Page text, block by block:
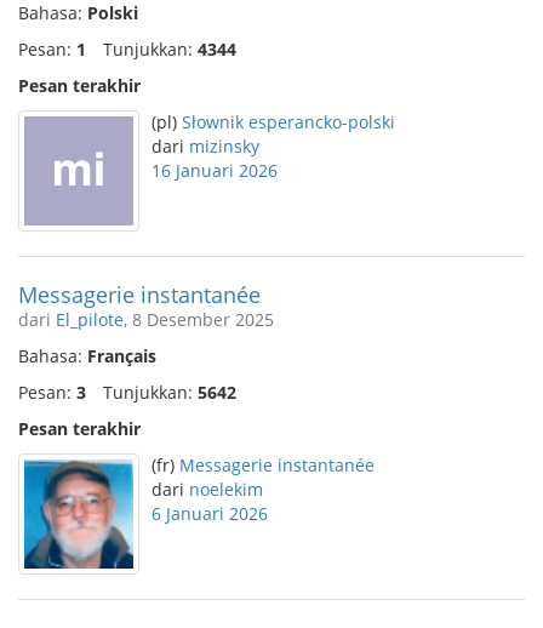
Bahasa: Polski
Pesan: 1 Tunjukkan: 4344
Pesan terakhir
(pl) Słownik esperancko-polski
dari mizinsky
16 Januari 2026
Messagerie instantanée
dari El_pilote, 8 Desember 2025
Bahasa: Français
Pesan: 3 Tunjukkan: 5642
Pesan terakhir
(fr) Messagerie instantanée
dari noelekim
6 Januari 2026